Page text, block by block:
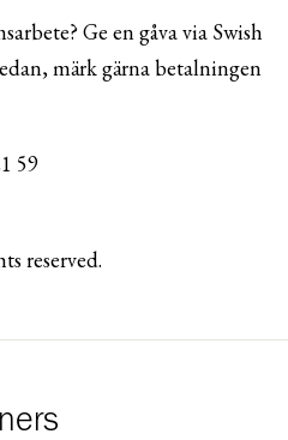
Ge en gåva via Swish
märk gärna betalningen
59
reserved.